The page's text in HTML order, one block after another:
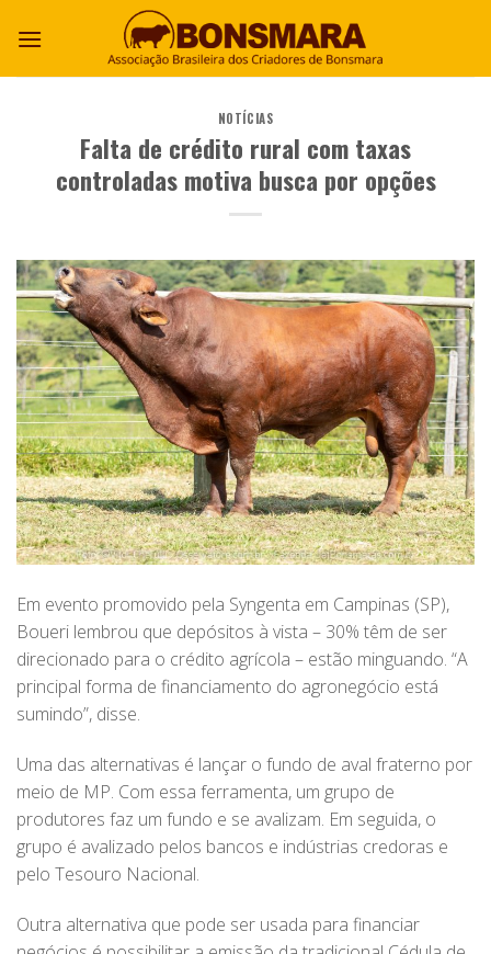
NOTÍCIAS
Falta de crédito rural com taxas
controladas motiva busca por opções
Em evento promovido pela Syngenta em Campinas (SP),
Boueri lembrou que depósitos à vista – 30% têm de ser
direcionado para o crédito agrícola – estão minguando. “A
principal forma de financiamento do agronegócio está
sumindo”, disse.
Uma das alternativas é lançar o fundo de aval fraterno por
meio de MP. Com essa ferramenta, um grupo de
produtores faz um fundo e se avalizam. Em seguida, o
grupo é avalizado pelos bancos e indústrias credoras e
pelo Tesouro Nacional.
Outra alternativa que pode ser usada para financiar